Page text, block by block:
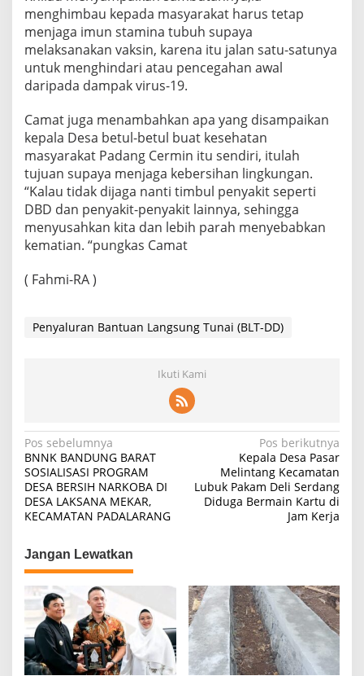
menghimbau kepada masyarakat harus tetap
menjaga imun stamina tubuh supaya
melaksanakan vaksin, karena itu jalan satu-satunya
untuk menghindari atau pencegahan awal
daripada dampak virus-19.
Camat juga menambahkan apa yang disampaikan
kepala Desa betul-betul buat kesehatan
masyarakat Padang Cermin itu sendiri, itulah
tujuan supaya menjaga kebersihan lingkungan.
“Kalau tidak dijaga nanti timbul penyakit seperti
DBD dan penyakit-penyakit lainnya, sehingga
menyusahkan kita dan lebih parah menyebabkan
kematian. “pungkas Camat
( Fahmi-RA )
Penyaluran Bantuan Langsung Tunai (BLT-DD)
Ikuti Kami
Navigasi
pos
Pos sebelumnya
BNNK BANDUNG BARAT
SOSIALISASI PROGRAM
DESA BERSIH NARKOBA DI
DESA LAKSANA MEKAR,
KECAMATAN PADALARANG
Pos berikutnya
Kepala Desa Pasar
Melintang Kecamatan
Lubuk Pakam Deli Serdang
Diduga Bermain Kartu di
Jam Kerja
Jangan Lewatkan